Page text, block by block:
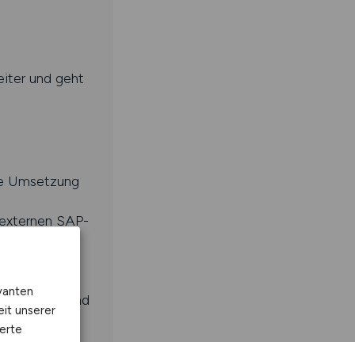
und geht
Umsetzung
SAP-
und
unserer